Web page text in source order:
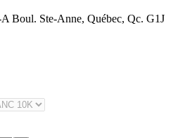
Boul. Ste-Anne, Québec, Qc. G1J